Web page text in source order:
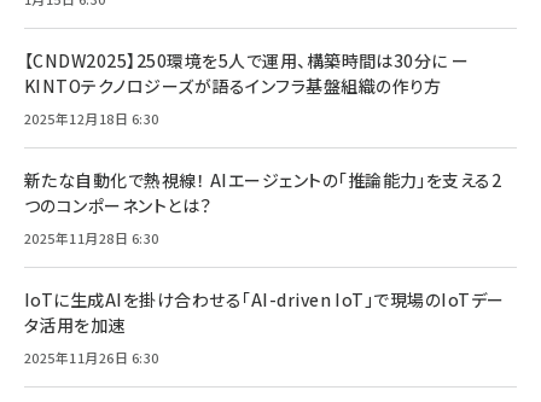
【CNDW2025】250環境を5人で運用、構築時間は30分に ー
KINTOテクノロジーズが語るインフラ基盤組織の作り方
2025年12月18日 6:30
新たな自動化で熱視線！ AIエージェントの「推論能力」を支える2
つのコンポーネントとは？
2025年11月28日 6:30
IoTに生成AIを掛け合わせる「AI-driven IoT」で現場のIoTデー
タ活用を加速
2025年11月26日 6:30